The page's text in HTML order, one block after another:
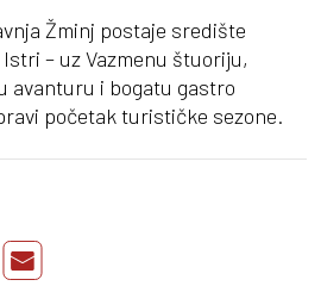
Žminj postaje središte
– uz Vazmenu štuoriju,
avanturu i bogatu gastro
početak turističke sezone.